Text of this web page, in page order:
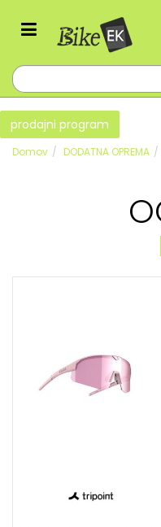
prodajni program
Domov DODATNA OPREMA